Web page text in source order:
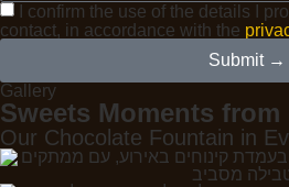
I confirm the use of the details I
contact, in accordance with the
Submit →
Gallery
Sweets Moments from
Our Chocolate Fountain in